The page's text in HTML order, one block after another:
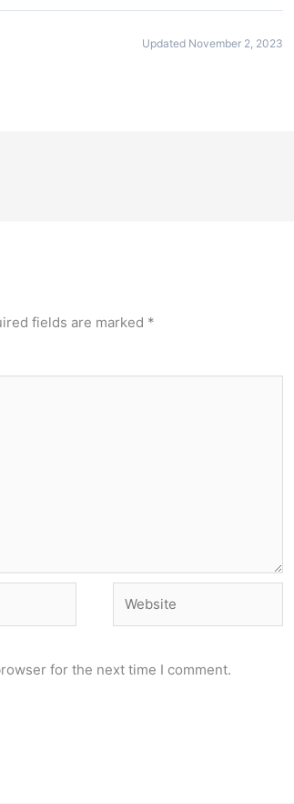
Updated November 2, 2023
fields are marked *
for the next time I comment.